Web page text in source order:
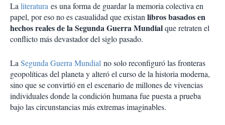
Laliteratura es una forma de guardar la memoria colectiva en
papel, por eso no es casualidad que existanlibros basados en
hechos reales de la Segunda Guerra Mundialque retraten el
conflicto más devastador del siglo pasado.
LaSegunda Guerra Mundial no solo reconfiguró las fronteras
geopolíticas del planeta y alteró el curso de la historia moderna,
sino que se convirtió en el escenario de millones de vivencias
individuales donde la condición humana fue puesta a prueba
bajo las circunstancias más extremas imaginables.